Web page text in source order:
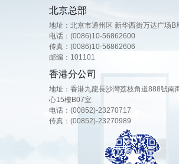
北京总部
地址：北京市通州区 新华西街万达广场B
电话： (0086)10-56862600
传真：(0086)10-56862606
邮编：101101
香港分公司
地址：香港九龍⻑沙灣荔枝⾓道888號南
⼼15樓B07室
电话： (00852)-23270717
传真：(00852)-23270989